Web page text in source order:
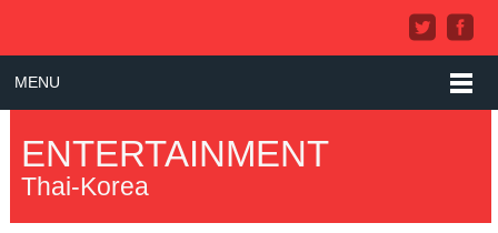
MENU
ENTERTAINMENT
Thai-Korea